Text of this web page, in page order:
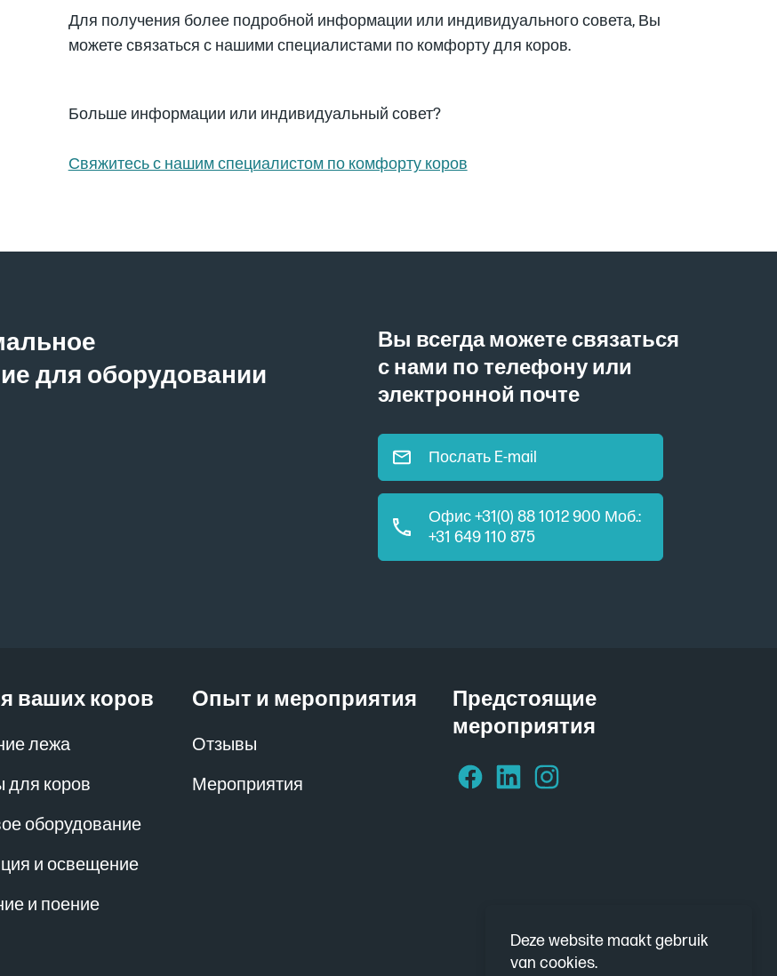
Deze website maakt gebruik
van cookies.
Для получения более подробной информации или индивидуального совета, Вы
можете связаться с нашими специалистами по комфорту для коров.
Больше информации или индивидуальный совет?
Свяжитесь с нашим специалистом по комфорту коров
для оборудовании
Вы всегда можете связаться
с нами по телефону или
электронной почте
Послать E-mail
Офис +31(0) 88 1012 900 Моб.:
+31 649 110 875
ваших коров
лежа
для коров
оборудование
и освещение
и поение
Опыт и мероприятия
Отзывы
Мероприятия
Предстоящие
мероприятия